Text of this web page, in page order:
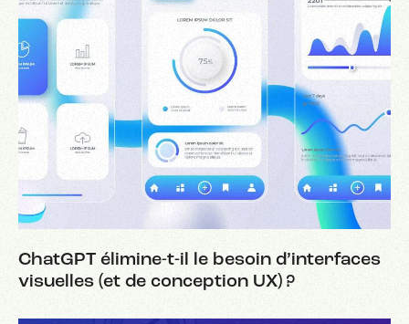
ChatGPT élimine-t-il le besoin d’interfaces
visuelles (et de conception UX) ?